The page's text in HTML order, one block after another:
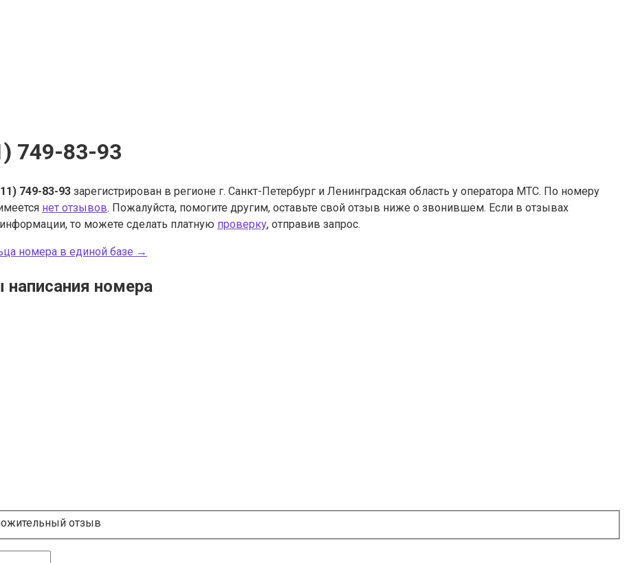
749-83-93
749-83-93 зарегистрирован в регионе г. Санкт-Петербург и Ленинградская область у оператора МТС. По номеру
нет отзывов. Пожалуйста, помогите другим, оставьте свой отзыв ниже о звонившем. Если в отзывах
то можете сделать платную проверку, отправив запрос.
номера в единой базе →
написания номера
отзыв